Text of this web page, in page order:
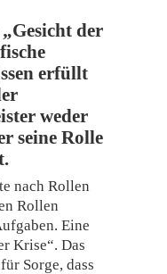
der
erfüllt
weder
seine Rolle
nach Rollen
Rollen
Eine
Krise“. Das
Sorge, dass